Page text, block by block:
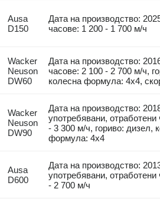
Ausa
D150
Дата на производство:
часове: 1 200 - 1 700 м/ч
Wacker
Neuson
DW60
Дата на производство:
часове: 2 100 - 2 700 м/ч,
колесна формула: 4x4,
Wacker
Neuson
DW90
Дата на производство:
употребявани, отработени
- 3 300 м/ч, гориво: дизел,
формула: 4x4
Ausa
D600
Дата на производство:
употребявани, отработени
- 2 700 м/ч